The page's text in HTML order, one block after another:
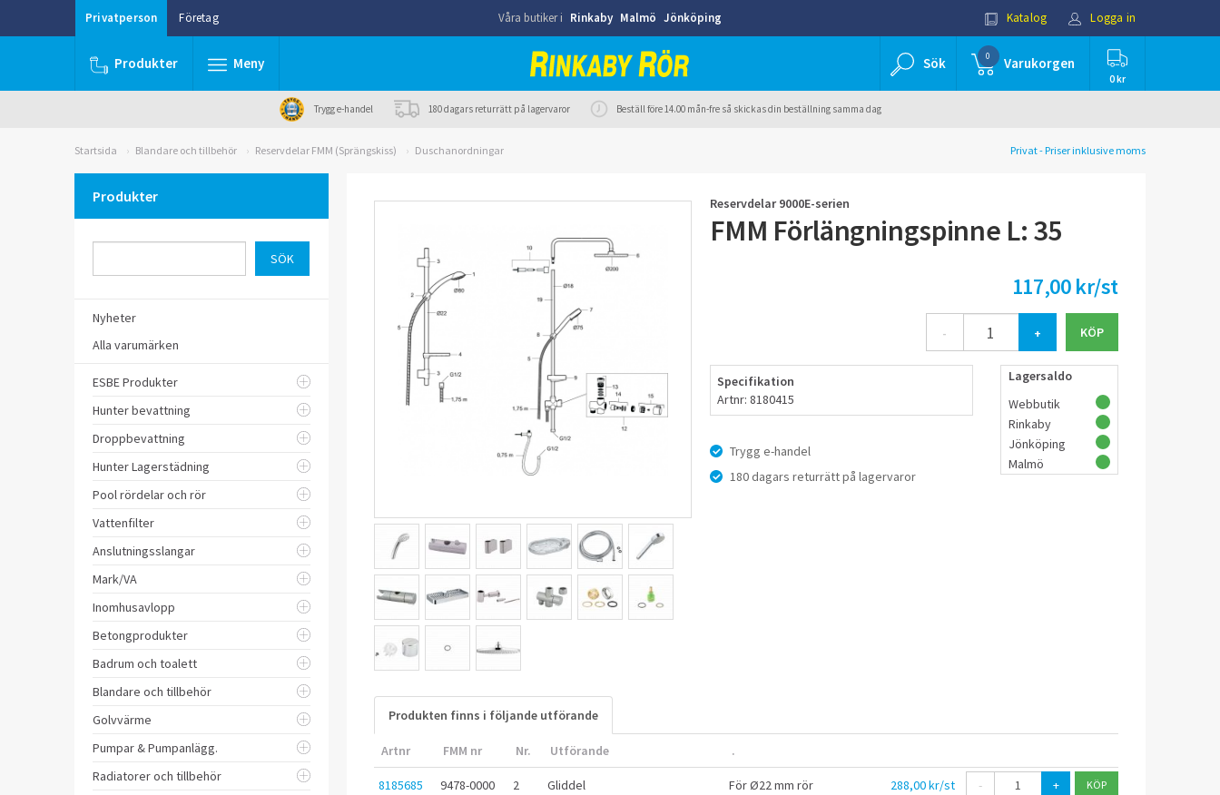
Privatperson Företag Våra butiker i Rinkaby Malmö Jönköping Katalog Logga in
Produkter Meny Sök 0 Varukorgen
0 kr
Trygg e-handel 180 dagars returrätt på lagervaror Beställ före 14.00 mån-fre så skickas din beställning samma dag
Startsida Blandare och tillbehör Reservdelar FMM (Sprängskiss) Duschanordningar Privat - Priser inklusive moms
Produkter
Nyheter
Alla varumärken
ESBE Produkter
Hunter bevattning
Droppbevattning
Hunter Lagerstädning
Pool rördelar och rör
Vattenfilter
Anslutningsslangar
Mark/VA
Inomhusavlopp
Betongprodukter
Badrum och toalett
Blandare och tillbehör
Golvvärme
Pumpar & Pumpanlägg.
Radiatorer och tillbehör
Reservdelar 9000E-serien
FMM Förlängningspinne L: 35
117,00 kr/st
- +
Specifikation
Artnr: 8180415
Trygg e-handel
180 dagars returrätt på lagervaror
Lagersaldo
Webbutik
Rinkaby
Jönköping
Malmö
Produkten finns i följande utförande
Artnr FMM nr Nr. Utförande .
8185685 9478-0000 2 Gliddel För Ø22 mm rör 288,00 kr/st - +